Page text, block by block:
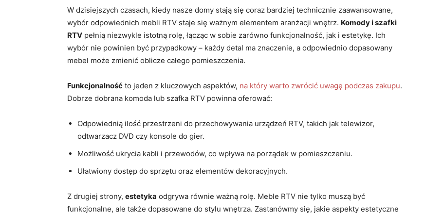
W dzisiejszych czasach, kiedy nasze domy stają się coraz bardziej technicznie zaawansowane,
wybór odpowiednich mebli RTV staje się ważnym elementem aranżacji wnętrz. Komody i szafki
RTV pełnią niezwykle istotną rolę, łącząc w sobie zarówno funkcjonalność, jak i estetykę. Ich
wybór nie powinien być przypadkowy – każdy detal ma znaczenie, a odpowiednio dopasowany
mebel może zmienić oblicze całego pomieszczenia.
Funkcjonalność to jeden z kluczowych aspektów, na który warto zwrócić uwagę podczas zakupu.
Dobrze dobrana komoda lub szafka RTV powinna oferować:
Odpowiednią ilość przestrzeni do przechowywania urządzeń RTV, takich jak telewizor,
odtwarzacz DVD czy konsole do gier.
Możliwość ukrycia kabli i przewodów, co wpływa na porządek w pomieszczeniu.
Ułatwiony dostęp do sprzętu oraz elementów dekoracyjnych.
Z drugiej strony, estetyka odgrywa równie ważną rolę. Meble RTV nie tylko muszą być
funkcjonalne, ale także dopasowane do stylu wnętrza. Zastanówmy się, jakie aspekty estetyczne